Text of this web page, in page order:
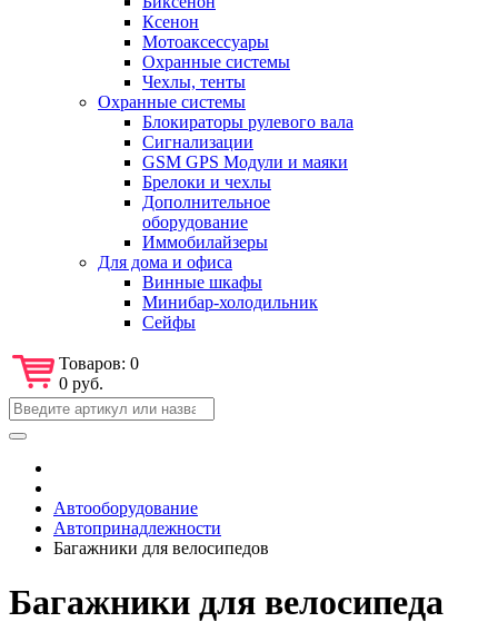
Ксенон
Мотоаксессуары
Охранные системы
Чехлы, тенты
Охранные системы
Блокираторы рулевого вала
Сигнализации
GSM GPS Модули и маяки
Брелоки и чехлы
Дополнительное
оборудование
Иммобилайзеры
Для дома и офиса
Винные шкафы
Минибар-холодильник
Сейфы
Товаров: 0
0 руб.
Автооборудование
Автопринадлежности
Багажники для велосипедов
Багажники для велосипеда